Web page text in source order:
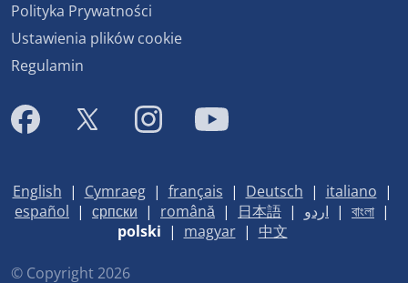
Polityka Prywatności
Ustawienia plików cookie
Regulamin
English | Cymraeg| français | Deutsch | italiano |
español | српски | română | 日本語 | اردو | বাংলা |
polski | magyar| 中文
© Copyright 2026